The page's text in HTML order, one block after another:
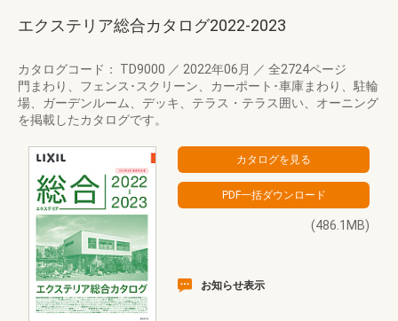
エクステリア総合カタログ2022-2023
カタログコード： TD9000 ／ 2022年06月 ／ 全2724ページ
門まわり、フェンス･スクリーン、カーポート･車庫まわり、駐輪
場、ガーデンルーム、デッキ、テラス・テラス囲い、オーニング
を掲載したカタログです。
(486.1MB)
お知らせ表示